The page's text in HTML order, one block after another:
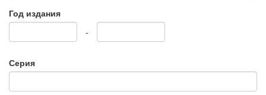
Год издания
-
Серия